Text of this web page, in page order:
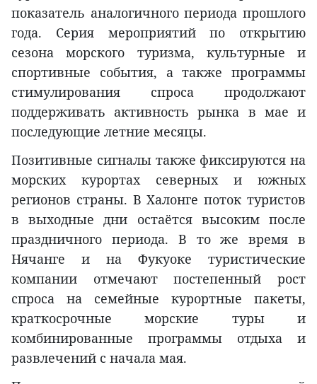
показатель аналогичного периода прошлого
года. Серия мероприятий по открытию
сезона морского туризма, культурные и
спортивные события, а также программы
стимулирования спроса продолжают
поддерживать активность рынка в мае и
последующие летние месяцы.
Позитивные сигналы также фиксируются на
морских курортах северных и южных
регионов страны. В Халонге поток туристов
в выходные дни остаётся высоким после
праздничного периода. В то же время в
Нячанге и на Фукуоке туристические
компании отмечают постепенный рост
спроса на семейные курортные пакеты,
краткосрочные морские туры и
комбинированные программы отдыха и
развлечений с начала мая.